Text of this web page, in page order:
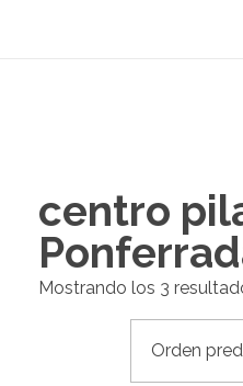
centro
Mostrando los 3